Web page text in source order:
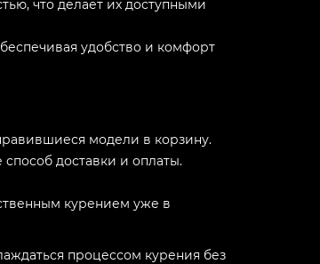
что делает их доступными
удобство и комфорт
модели в корзину.
доставки и оплаты.
курением уже в
процессом курения без